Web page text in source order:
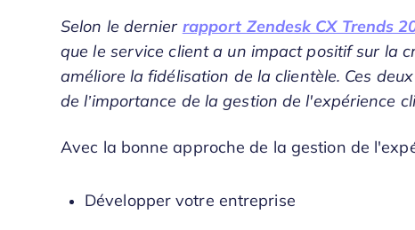
Selon le dernier rapport Zendesk CX Trends
que le service client a un impact positif sur la
améliore la fidélisation de la clientèle. Ces
de l’importance de la gestion de l'expérience
Avec la bonne approche de la gestion de
Développer votre entreprise